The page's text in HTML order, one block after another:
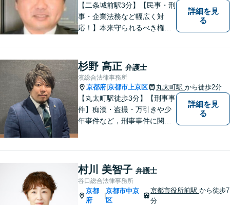
【二条城前駅3分】【民事・刑
事・企業法務など幅広く対
応！】本来守られるべき権
う、これまでの経験を活かし
弁護してまいります。お一人
お一人の心情に寄り添いま
す。まずはご相談ください。
【完全個室】
詳細を見
る
杉野 高正 弁護士
濱総合法律事務所
京都府 京都市上京区 丸太町駅 から徒歩2分
【丸太町駅徒歩3分】【刑事事
件】痴漢・盗撮・万引きや少
年事件など，刑事事件に関す
ります。家族が逮捕されてし
まった場合もご相談くださ
い。初回接見サービスも行っ
ています。
詳細を見
る
村川 美智子 弁護士
谷口総合法律事務所
京都
府
京都市中京
区
京都市役所前駅から徒歩7
分